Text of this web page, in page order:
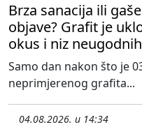
Brza sanacija ili
objave? Grafit je
okus i niz
Samo dan nakon što je
neprimjerenog grafita...
04.08.2026. u 14:34